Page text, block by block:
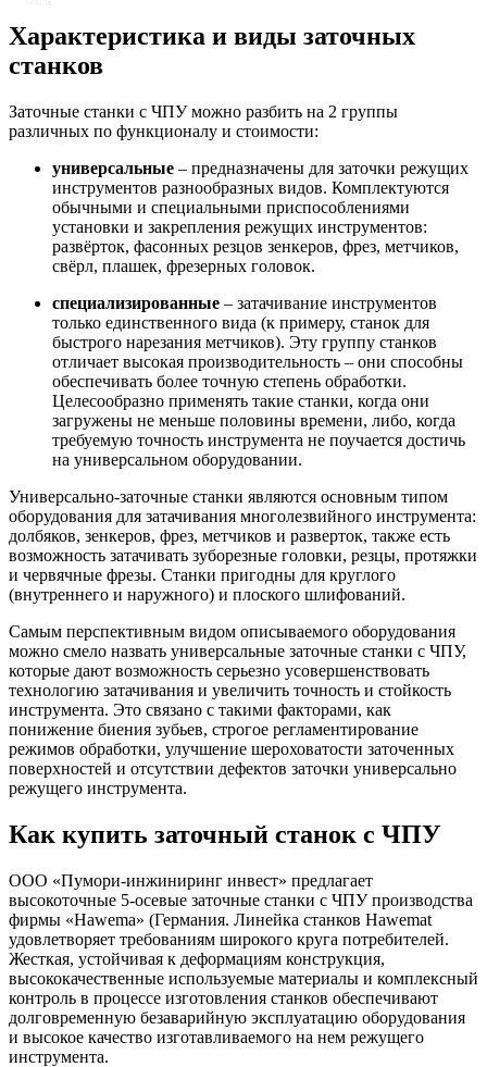
Характеристика и виды заточных
станков
Заточные станки с ЧПУ можно разбить на 2 группы
различных по функционалу и стоимости:
универсальные – предназначены для заточки режущих
инструментов разнообразных видов. Комплектуются
обычными и специальными приспособлениями
установки и закрепления режущих инструментов:
развёрток, фасонных резцов зенкеров, фрез, метчиков,
свёрл, плашек, фрезерных головок.
специализированные – затачивание инструментов
только единственного вида (к примеру, станок для
быстрого нарезания метчиков). Эту группу станков
отличает высокая производительность – они способны
обеспечивать более точную степень обработки.
Целесообразно применять такие станки, когда они
загружены не меньше половины времени, либо, когда
требуемую точность инструмента не поучается достичь
на универсальном оборудовании.
Универсально-заточные станки являются основным типом
оборудования для затачивания многолезвийного инструмента:
долбяков, зенкеров, фрез, метчиков и разверток, также есть
возможность затачивать зуборезные головки, резцы, протяжки
и червячные фрезы. Станки пригодны для круглого
(внутреннего и наружного) и плоского шлифований.
Самым перспективным видом описываемого оборудования
можно смело назвать универсальные заточные станки с ЧПУ,
которые дают возможность серьезно усовершенствовать
технологию затачивания и увеличить точность и стойкость
инструмента. Это связано с такими факторами, как
понижение биения зубьев, строгое регламентирование
режимов обработки, улучшение шероховатости заточенных
поверхностей и отсутствии дефектов заточки универсально
режущего инструмента.
Как купить заточный станок с ЧПУ
ООО «Пумори-инжиниринг инвест» предлагает
высокоточные 5-осевые заточные станки с ЧПУ производства
фирмы «Hawema» (Германия. Линейка станков Hawemat
удовлетворяет требованиям широкого круга потребителей.
Жесткая, устойчивая к деформациям конструкция,
высококачественные используемые материалы и комплексный
контроль в процессе изготовления станков обеспечивают
долговременную безаварийную эксплуатацию оборудования
и высокое качество изготавливаемого на нем режущего
инструмента.